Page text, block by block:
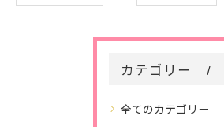
カテゴリー
全てのカテゴリー